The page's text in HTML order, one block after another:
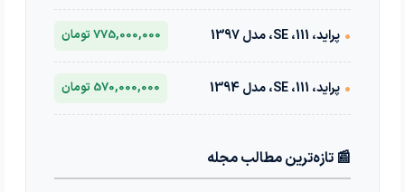
• پراید، 111، SE، مدل 1397 775,000,000 تومان
• پراید، 111، SE، مدل 1394 570,000,000 تومان
📰 تازه‌ترین مطالب مجله